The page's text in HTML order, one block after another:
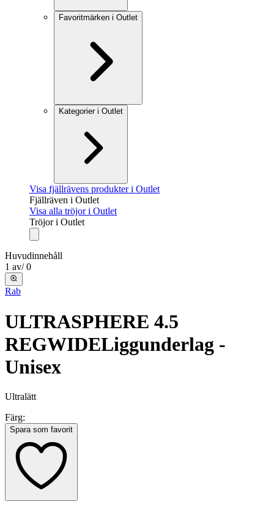
Favoritmärken i Outlet
Kategorier i Outlet
Visa fjällrävens produkter i Outlet
Fjällräven i Outlet
Visa alla tröjor i Outlet
Tröjor i Outlet
Huvudinnehåll
1 av/ 0
Rab
ULTRASPHERE 4.5
REGWIDELiggunderlag -
Unisex
Ultralätt
Färg:
Spara som favorit